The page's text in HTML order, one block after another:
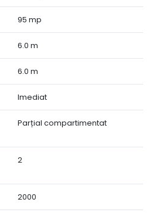
activitatea.
este amenajat modern și dotat cu
privată
95 mp
6.0 m
6.0 m
Imediat
Parțial compartimentat
2
2000